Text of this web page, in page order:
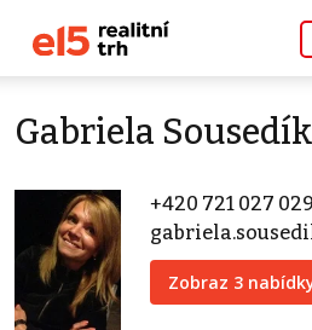
Gabriela
+420 721 027 029
Zobraz 3